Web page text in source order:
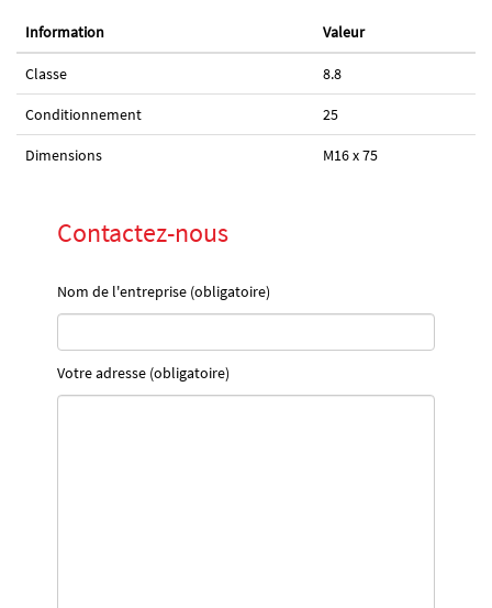
Information Valeur
Classe 8.8
Conditionnement 25
Dimensions M16 x 75
Contactez-nous
Nom de l'entreprise (obligatoire)
Votre adresse (obligatoire)